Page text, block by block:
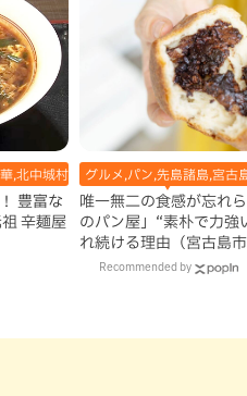
,北中城村,地域,本島中部
豊富な
辛麺屋
グルメ,パン,先島諸島,宮古
唯一無二の食感が忘れ
のパン屋」“素朴で力強
れ続ける理由（宮古島
Recommended by